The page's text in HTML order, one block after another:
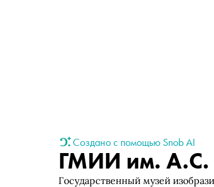
Создано с помощью Snob AI
ГМИИ им.
Государственный музей